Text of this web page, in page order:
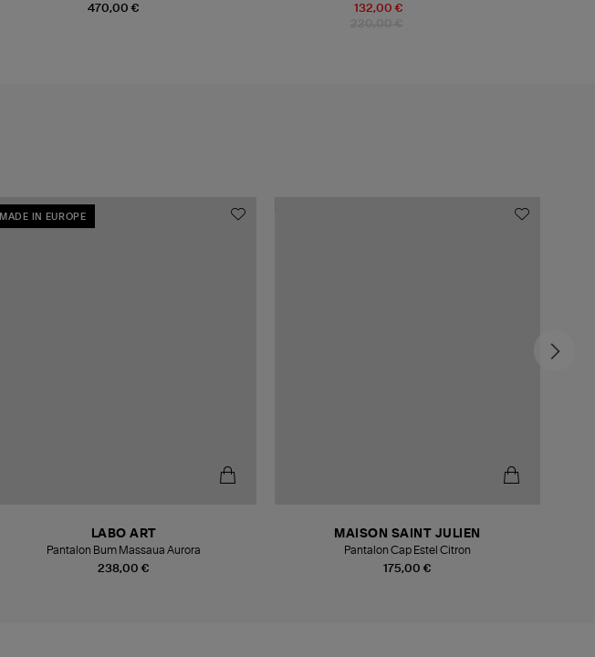
470,00 € 132,00 €
MADE IN EUROPE
238,00 €
LABO ART
Pantalon Bum Massaua Aurora
175,00 €
MAISON SAINT JULIEN
Pantalon Cap Estel Citron